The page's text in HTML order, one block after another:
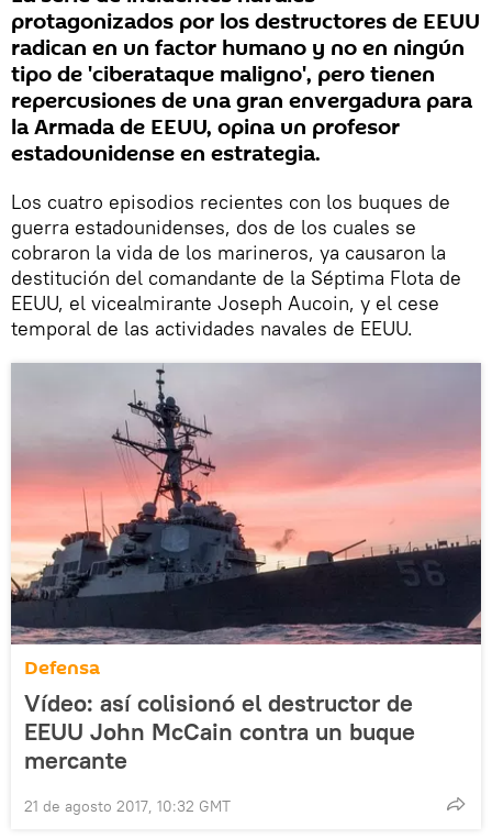
protagonizados por los destructores de EEUU
radican en un factor humano y no en ningún
tipo de 'ciberataque maligno', pero tienen
repercusiones de una gran envergadura para
la Armada de EEUU, opina un profesor
estadounidense en estrategia.
Los cuatro episodios recientes con los buques de
guerra estadounidenses, dos de los cuales se
cobraron la vida de los marineros, ya causaron la
destitución del comandante de la Séptima Flota de
EEUU, el vicealmirante Joseph Aucoin, y el cese
temporal de las actividades navales de EEUU.
Defensa
Vídeo: así colisionó el destructor de
EEUU John McCain contra un buque
mercante
21 de agosto 2017, 10:32 GMT